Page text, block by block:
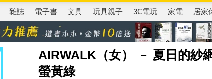
馬斯克 玩具總動員5 超慢跑
雜誌 電子書 文具 玩具親子 3C電玩 家電 居家
AIRWALK（女） － 夏日的紗
螢黃綠